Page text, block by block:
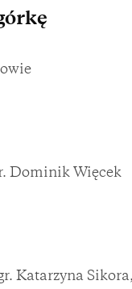
Dominik Więcek
Katarzyna